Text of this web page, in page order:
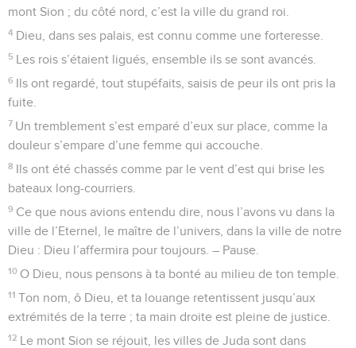
mont Sion ; du côté nord, c’est la ville du grand roi.
4 Dieu, dans ses palais, est connu comme une forteresse.
5 Les rois s’étaient ligués, ensemble ils se sont avancés.
6 Ils ont regardé, tout stupéfaits, saisis de peur ils ont pris la
fuite.
7 Un tremblement s’est emparé d’eux sur place, comme la
douleur s’empare d’une femme qui accouche.
8 Ils ont été chassés comme par le vent d’est qui brise les
bateaux long-courriers.
9 Ce que nous avions entendu dire, nous l’avons vu dans la
ville de l’Eternel, le maître de l’univers, dans la ville de notre
Dieu : Dieu l’affermira pour toujours. – Pause.
10 O Dieu, nous pensons à ta bonté au milieu de ton temple.
11 Ton nom, ô Dieu, et ta louange retentissent jusqu’aux
extrémités de la terre ; ta main droite est pleine de justice.
12 Le mont Sion se réjouit, les villes de Juda sont dans